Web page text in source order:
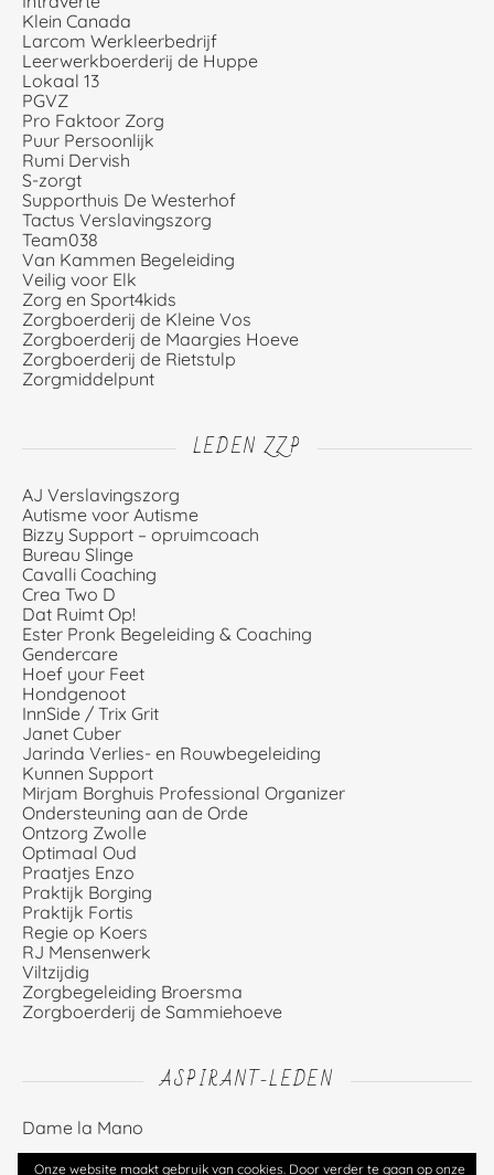
Klein Canada
Larcom Werkleerbedrijf
Leerwerkboerderij de Huppe
Lokaal 13
PGVZ
Pro Faktoor Zorg
Puur Persoonlijk
Rumi Dervish
S-zorgt
Supporthuis De Westerhof
Tactus Verslavingszorg
Team038
Van Kammen Begeleiding
Veilig voor Elk
Zorg en Sport4kids
Zorgboerderij de Kleine Vos
Zorgboerderij de Maargies Hoeve
Zorgboerderij de Rietstulp
Zorgmiddelpunt
LEDEN ZZP
AJ Verslavingszorg
Autisme voor Autisme
Bizzy Support – opruimcoach
Bureau Slinge
Cavalli Coaching
Crea Two D
Dat Ruimt Op!
Ester Pronk Begeleiding & Coaching
Gendercare
Hoef your Feet
Hondgenoot
InnSide / Trix Grit
Janet Cuber
Jarinda Verlies- en Rouwbegeleiding
Kunnen Support
Mirjam Borghuis Professional Organizer
Ondersteuning aan de Orde
Ontzorg Zwolle
Optimaal Oud
Praatjes Enzo
Praktijk Borging
Praktijk Fortis
Regie op Koers
RJ Mensenwerk
Viltzijdig
Zorgbegeleiding Broersma
Zorgboerderij de Sammiehoeve
ASPIRANT-LEDEN
Dame la Mano
Onze website maakt gebruik van cookies. Door verder te gaan op onze